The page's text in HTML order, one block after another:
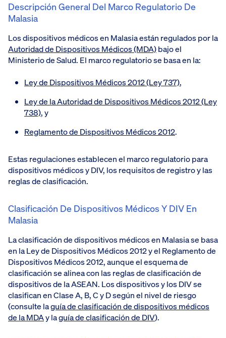
Descripción General Del Marco Regulatorio De
Malasia
Los dispositivos médicos en Malasia están regulados por la
Autoridad de Dispositivos Médicos (MDA)bajo el
Ministerio de Salud. El marco regulatorio se basa en la:
Ley de Dispositivos Médicos 2012 (Ley 737),
Ley de la Autoridad de Dispositivos Médicos 2012 (Ley
738), y
Reglamento de Dispositivos Médicos 2012.
Estas regulaciones establecen el marco regulatorio para
dispositivos médicos y DIV, los requisitos de registro y las
reglas de clasificación.
Clasificación De Dispositivos Médicos Y DIV En
Malasia
La clasificación de dispositivos médicos en Malasia se basa
en la Ley de Dispositivos Médicos 2012 y el Reglamento de
Dispositivos Médicos 2012, aunque el esquema de
clasificación se alinea con las reglas de clasificación de
dispositivos de la ASEAN. Los dispositivos y los DIV se
clasifican en Clase A, B, C y D según el nivel de riesgo
(consulte laguía de clasificación de dispositivos médicos
de la MDAy laguía de clasificación de DIV).